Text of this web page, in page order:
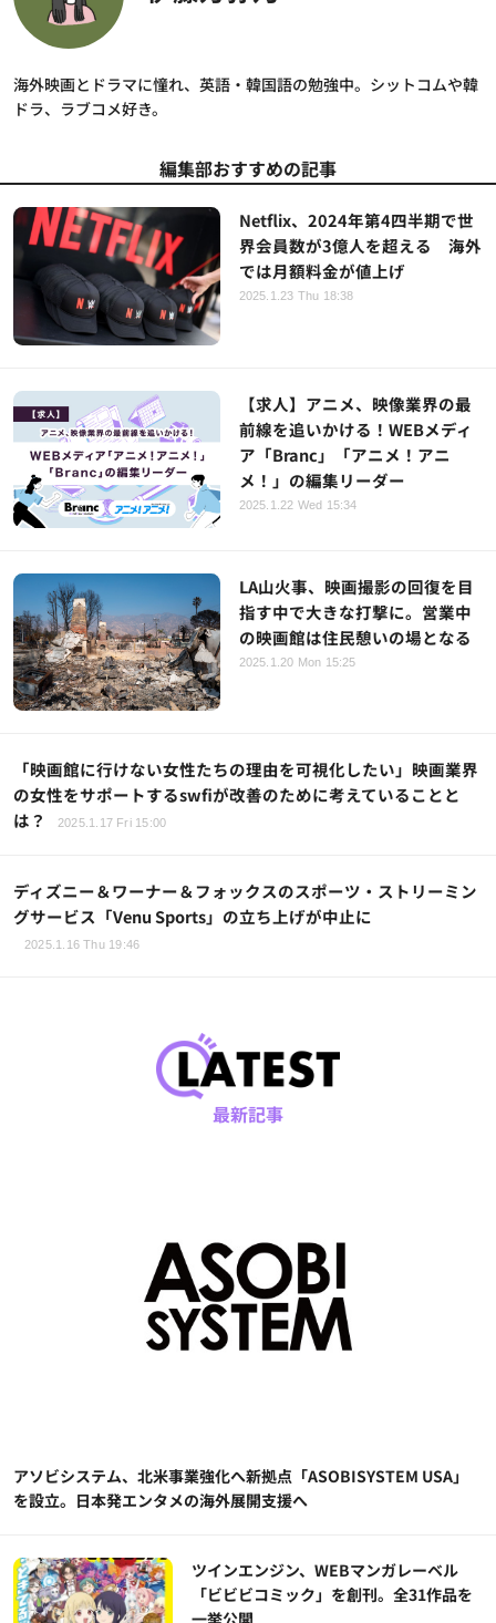
海外映画とドラマに憧れ、英語・韓国語の勉強中。シットコムや韓
ドラ、ラブコメ好き。
編集部おすすめの記事
Netflix、2024年第4四半期で世
界会員数が3億人を超える 海外
では月額料金が値上げ
2025.1.23 Thu 18:38
【求人】アニメ、映像業界の最
前線を追いかける！WEBメディ
ア「Branc」「アニメ！アニ
メ！」の編集リーダー
2025.1.22 Wed 15:34
LA山火事、映画撮影の回復を目
指す中で大きな打撃に。営業中
の映画館は住民憩いの場となる
2025.1.20 Mon 15:25
「映画館に行けない女性たちの理由を可視化したい」映画業界
の女性をサポートするswfiが改善のために考えていることと
は？
2025.1.17 Fri 15:00
ディズニー＆ワーナー＆フォックスのスポーツ・ストリーミン
グサービス「Venu Sports」の立ち上げが中止に
2025.1.16 Thu 19:46
最新記事
アソビシステム、北米事業強化へ新拠点「ASOBISYSTEM USA」
を設立。日本発エンタメの海外展開支援へ
ツインエンジン、WEBマンガレーベル
「ビビビコミック」を創刊。全31作品を
一挙公開